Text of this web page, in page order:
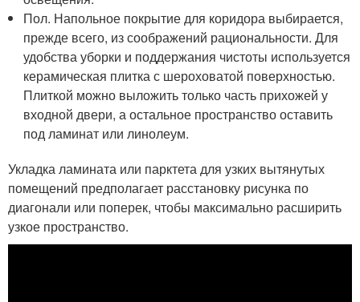
Пол. Напольное покрытие для коридора выбирается,
прежде всего, из соображений рациональности. Для
удобства уборки и поддержания чистоты используется
керамическая плитка с шероховатой поверхностью.
Плиткой можно выложить только часть прихожей у
входной двери, а остальное пространство оставить
под ламинат или линолеум.
Укладка ламината или парктета для узких вытянутых
помещений предполагает расстановку рисунка по
диагонали или поперек, чтобы максимально расширить
узкое пространство.